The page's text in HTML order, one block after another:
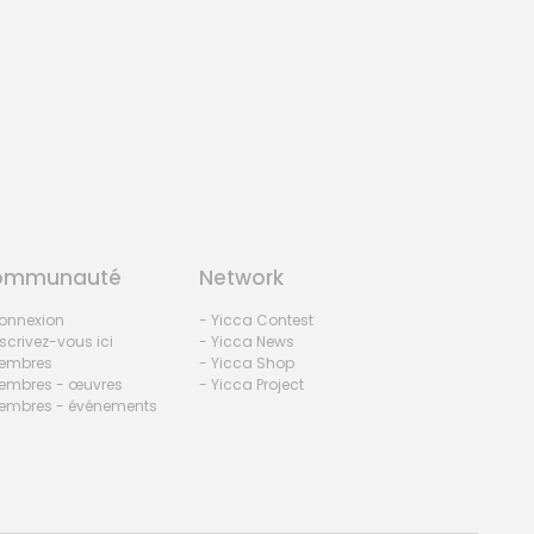
vous ici
- œuvres
- événements
Network
- Yicca Contest
- Yicca News
- Yicca Shop
- Yicca Project